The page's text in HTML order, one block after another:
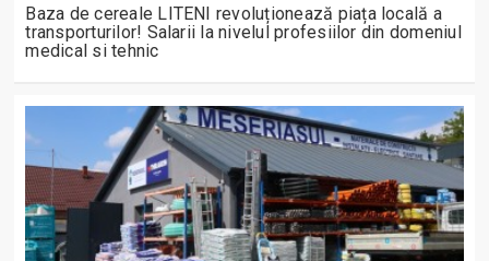
Baza de cereale LITENI revoluționează piața locală a
transporturilor! Salarii la nivelul profesiilor din domeniul
medical si tehnic